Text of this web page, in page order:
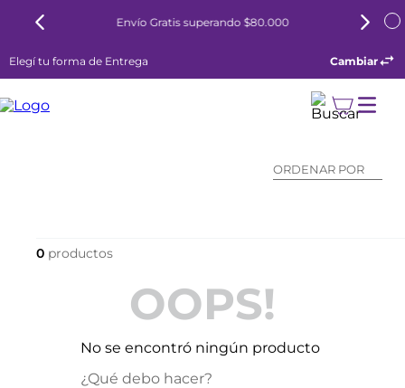
Envío Gratis superando $80.000
Elegí tu forma de Entrega Cambiar
ORDENAR POR
0
OOPS!
No se encontró ningún producto
¿Qué debo hacer?